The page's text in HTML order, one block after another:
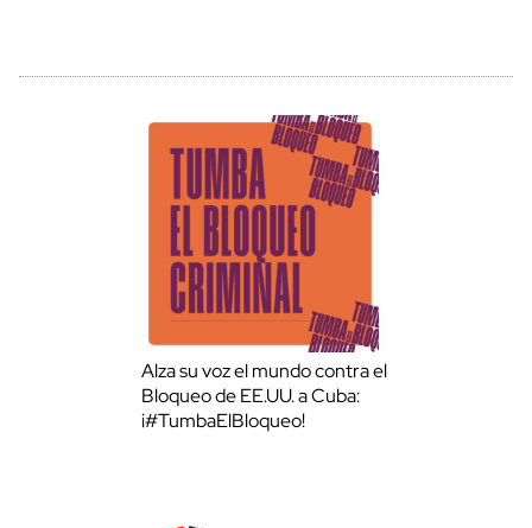
Alza su voz el mundo contra el
Bloqueo de EE.UU. a Cuba:
¡#TumbaElBloqueo!